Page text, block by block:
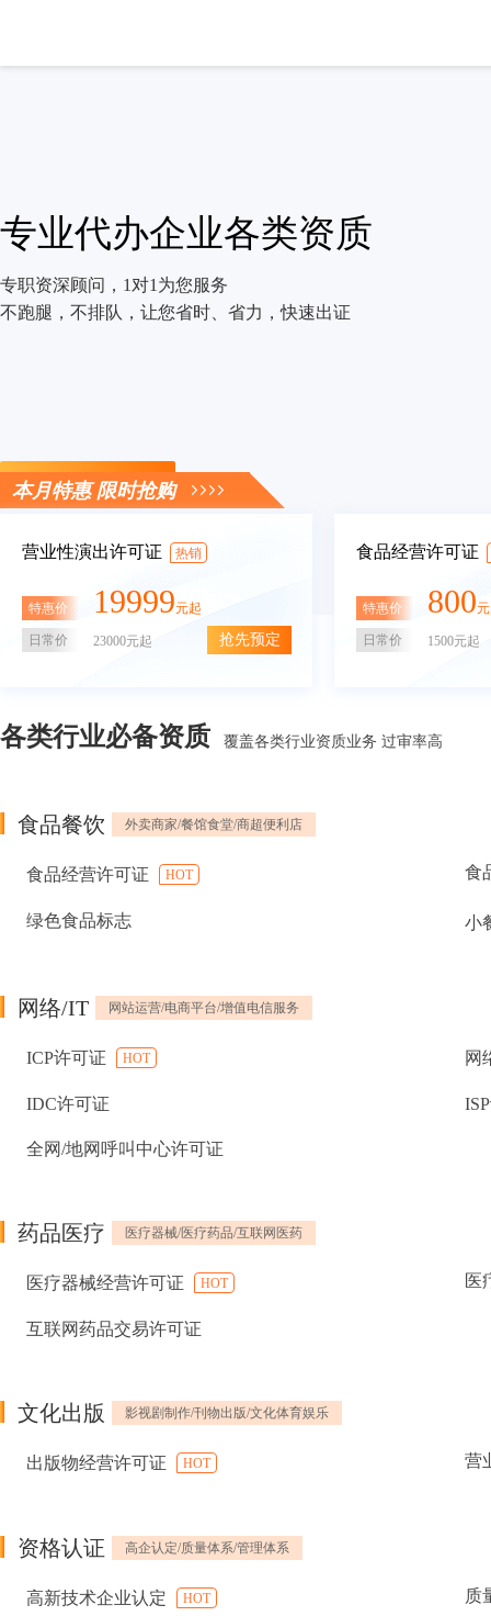
专业代办企业各类资质
专职资深顾问，1对1为您服务
不跑腿，不排队，让您省时、省力，快速出证
立即咨询
本月特惠 限时抢购
营业性演出许可证 热销
特惠价 19999元起
日常价 23000元起 抢先预定
食品经营许可证
特惠价 800
日常价 1500元起
各类行业必备资质 覆盖各类行业资质业务 过审率高
食品餐饮 外卖商家/餐馆食堂/商超便利店
食品经营许可证 HOT 食
绿色食品标志 小
网络/IT 网站运营/电商平台/增值电信服务
ICP许可证 HOT 网
IDC许可证
全网/地网呼叫中心许可证
药品医疗 医疗器械/医疗药品/互联网医药
医疗器械经营许可证 HOT 医
互联网药品交易许可证
文化出版 影视剧制作/刊物出版/文化体育娱乐
出版物经营许可证 HOT 营
资格认证 高企认定/质量体系/管理体系
高新技术企业认定 HOT 质